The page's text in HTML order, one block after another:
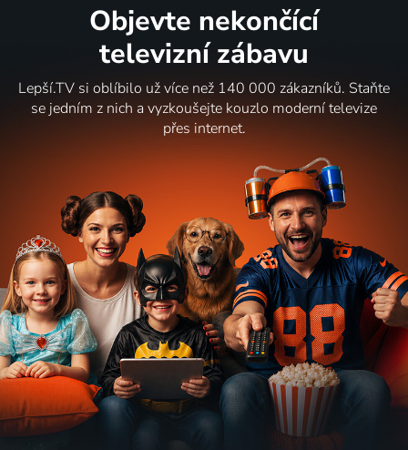
Objevte nekončící
televizní zábavu
Lepší.TV si oblíbilo už více než 140 000 zákazníků. Staňte
se jedním z nich a vyzkoušejte kouzlo moderní televize
přes internet.